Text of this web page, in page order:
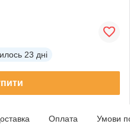
23 дні
Оплата Умови